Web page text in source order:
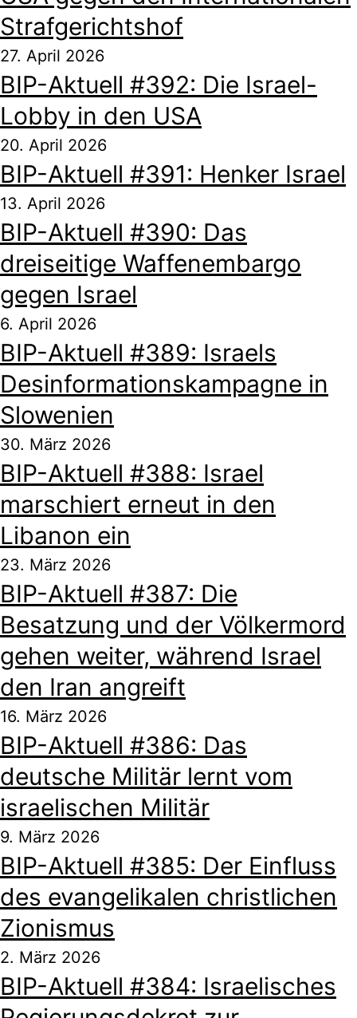
Strafgerichtshof
27. April 2026
BIP-Aktuell #392: Die Israel-
Lobby in den USA
20. April 2026
BIP-Aktuell #391: Henker Israel
13. April 2026
BIP-Aktuell #390: Das
dreiseitige Waffenembargo
gegen Israel
6. April 2026
BIP-Aktuell #389: Israels
Desinformationskampagne in
Slowenien
30. März 2026
BIP-Aktuell #388: Israel
marschiert erneut in den
Libanon ein
23. März 2026
BIP-Aktuell #387: Die
Besatzung und der Völkermord
gehen weiter, während Israel
den Iran angreift
16. März 2026
BIP-Aktuell #386: Das
deutsche Militär lernt vom
israelischen Militär
9. März 2026
BIP-Aktuell #385: Der Einfluss
des evangelikalen christlichen
Zionismus
2. März 2026
BIP-Aktuell #384: Israelisches